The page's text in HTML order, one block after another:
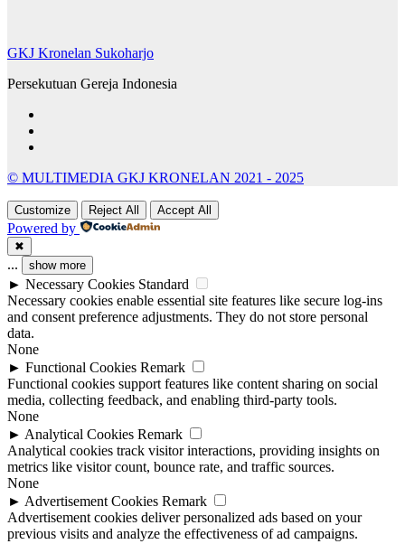
GKJ Kronelan Sukoharjo
Persekutuan Gereja Indonesia
© MULTIMEDIA GKJ KRONELAN 2021 - 2025
Customize Reject All Accept All
Powered by
✖
... show more
► Necessary Cookies Standard
Necessary cookies enable essential site features like secure log-ins
and consent preference adjustments. They do not store personal
data.
None
► Functional Cookies Remark
Functional cookies support features like content sharing on social
media, collecting feedback, and enabling third-party tools.
None
► Analytical Cookies Remark
Analytical cookies track visitor interactions, providing insights on
metrics like visitor count, bounce rate, and traffic sources.
None
► Advertisement Cookies Remark
Advertisement cookies deliver personalized ads based on your
previous visits and analyze the effectiveness of ad campaigns.